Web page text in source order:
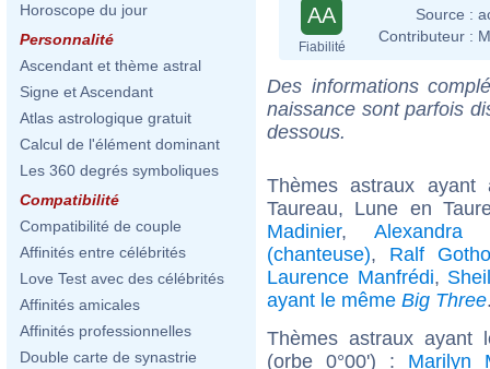
Horoscope du jour
Personnalité
Ascendant et thème astral
Signe et Ascendant
Atlas astrologique gratuit
Calcul de l'élément dominant
Les 360 degrés symboliques
Compatibilité
Compatibilité de couple
Affinités entre célébrités
Love Test avec des célébrités
Affinités amicales
Affinités professionnelles
Double carte de synastrie
AA
Fiabilité
Source :
Contributeur :
Des informations
naissance sont parfois
dessous.
Thèmes astraux
Taureau, Lune en
Madinier, Alexandra
(chanteuse), Ralf
Laurence Manfrédi,
ayant le même Big Three
Thèmes astraux ayant
(orbe 0°00') : Marilyn